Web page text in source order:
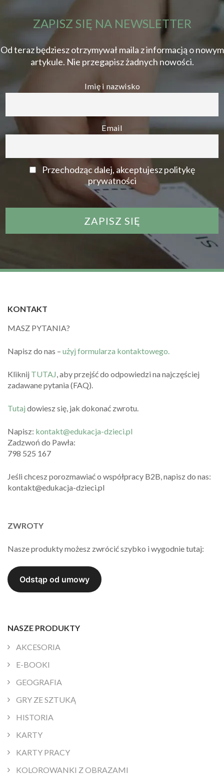
ZAPISZ SIĘ NA NEWSLETTER
Od teraz będziesz otrzymywał maila z informacją o nowym
artykule. Nie przegapisz żadnych nowości.
Imię i nazwisko
Email
Przechodząc dalej, akceptujesz politykę
prywatności
KONTAKT
MASZ PYTANIA?
Napisz do nas – użyj formularza kontaktowego.
Kliknij TUTAJ, aby przejść do odpowiedzi na najczęściej
zadawane pytania (FAQ).
Tutaj dowiesz się, jak dokonać zwrotu.
Napisz: kontakt@edukacja-dzieci.pl
Zadzwoń do Pawła:
798 525 167
Jeśli chcesz porozmawiać o współpracy B2B, napisz do nas:
kontakt@edukacja-dzieci.pl
ZWROTY
Nasze produkty możesz zwrócić szybko i wygodnie tutaj:
NASZE PRODUKTY
AKCESORIA
E-BOOKI
GEOGRAFIA
GRY ZE SZTUKĄ
HISTORIA
KARTY
KARTY PRACY
KOLOROWANKI Z OBRAZAMI